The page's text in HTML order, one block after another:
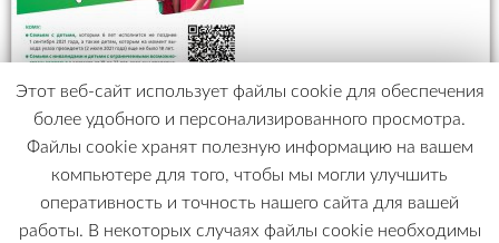
Этот веб-сайт использует файлы cookie для обеспечения
более удобного и персонализированного просмотра.
Файлы cookie хранят полезную информацию на вашем
компьютере для того, чтобы мы могли улучшить
оперативность и точность нашего сайта для вашей
работы. В некоторых случаях файлы cookie необходимы